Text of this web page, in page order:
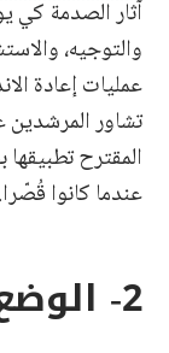
آثار الصدمة كي
والتوجيه،
عمليات إعادة
تشاور المرشدين
المقترح
عندما كانوا قُصّرا.
2- الوضع القانوني للضحايا